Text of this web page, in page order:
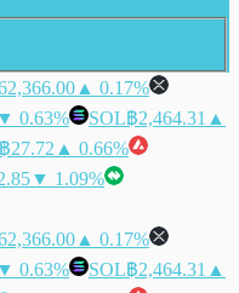
▲ 0.17%
▼ 0.63% SOL฿2,464.31 ▲
฿27.72 ▲ 0.66%
▼ 1.09%
▲ 0.17%
▼ 0.63% SOL฿2,464.31 ▲